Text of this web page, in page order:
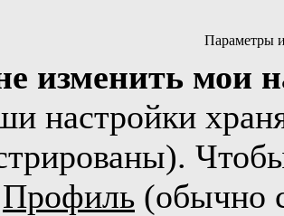
Параметры
изменить мои
настройки
Профиль (обычно